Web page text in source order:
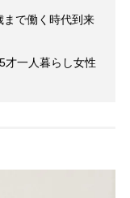
まで働く時代到来
一人暮らし女性